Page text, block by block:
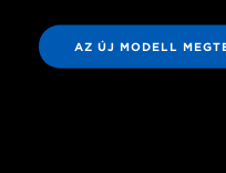
AZ ÚJ MODELL